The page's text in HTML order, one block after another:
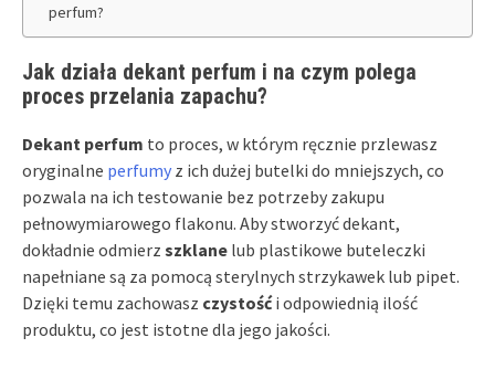
perfum?
Jak działa dekant perfum i na czym polega
proces przelania zapachu?
Dekant perfum to proces, w którym ręcznie przlewasz
oryginalne perfumy z ich dużej butelki do mniejszych, co
pozwala na ich testowanie bez potrzeby zakupu
pełnowymiarowego flakonu. Aby stworzyć dekant,
dokładnie odmierz szklane lub plastikowe buteleczki
napełniane są za pomocą sterylnych strzykawek lub pipet.
Dzięki temu zachowasz czystośći odpowiednią ilość
produktu, co jest istotne dla jego jakości.